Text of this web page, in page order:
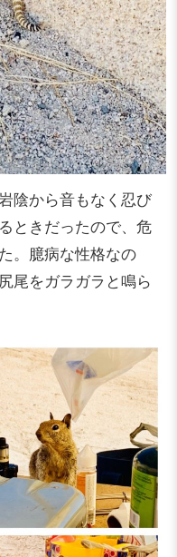
陰から音もなく忍び
ときだったので、危
。臆病な性格なの
尾をガラガラと鳴ら